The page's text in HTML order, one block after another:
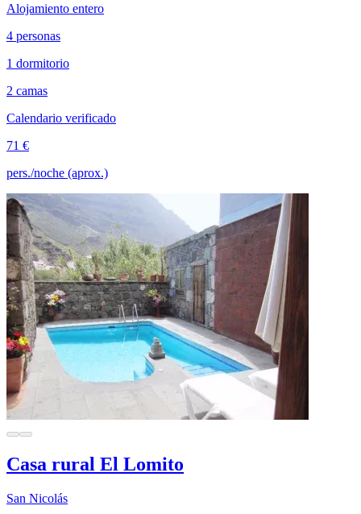
Alojamiento entero
4 personas
1 dormitorio
2 camas
Calendario verificado
71 €
pers./noche (aprox.)
Casa rural El Lomito
San Nicolás